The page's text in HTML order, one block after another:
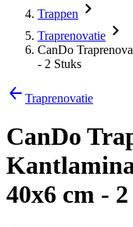
Trappen
Traprenovatie
CanDo
- 2 Stuks
Traprenovatie
CanDo
40x6 cm -